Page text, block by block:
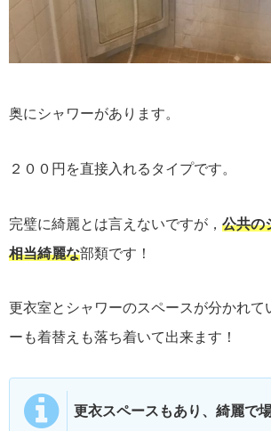
奥にシャワーがあります。
２００円を直接入れるタイプです。
完璧に綺麗とは言えないですが， 公共の
相当綺麗な部類です！
更衣室とシャワーのスペースが分かれて
ーも着替えも落ち着いて出来ます！
更衣スペースもあり、綺麗で